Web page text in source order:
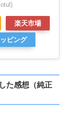
楽天市場
ピング
た感想（純正